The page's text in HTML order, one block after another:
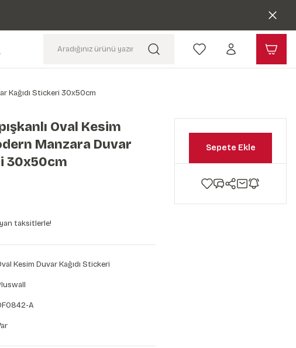
Kağıdı Stickeri 30x50cm
Oval Kesim
Manzara Duvar
30x50cm
taksitlerle!
Kesim Duvar Kağıdı Stickeri
A
Sepete Ekle